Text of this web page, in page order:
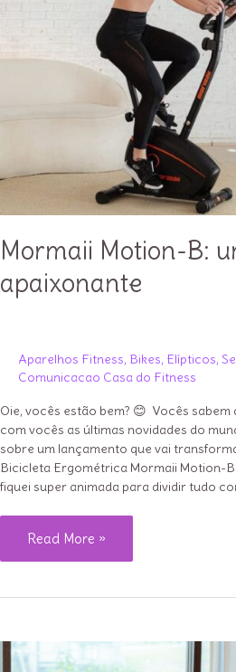
Mormaii Motion-B:
apaixonante
Aparelhos Fitness, Bikes, Elípticos,
Comunicacao Casa do Fitness
Oie, vocês estão bem? 😊 Vocês
com vocês as últimas novidades do
sobre um lançamento que vai
Bicicleta Ergométrica Mormaii Motion-
fiquei super animada para dividir tudo
Mormaii
Motion-
apaixonante
Read More »